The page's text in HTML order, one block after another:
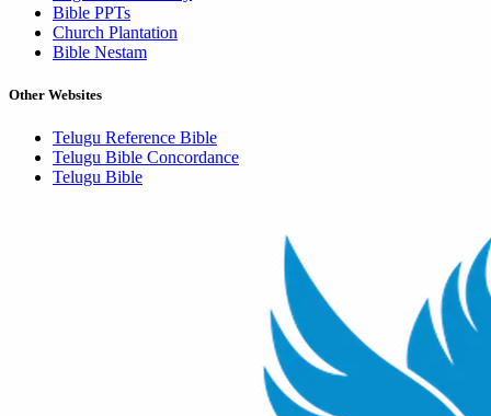
Bible PPTs
Church Plantation
Bible Nestam
Other Websites
Telugu Reference Bible
Telugu Bible Concordance
Telugu Bible